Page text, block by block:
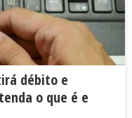
débito e
o que é e